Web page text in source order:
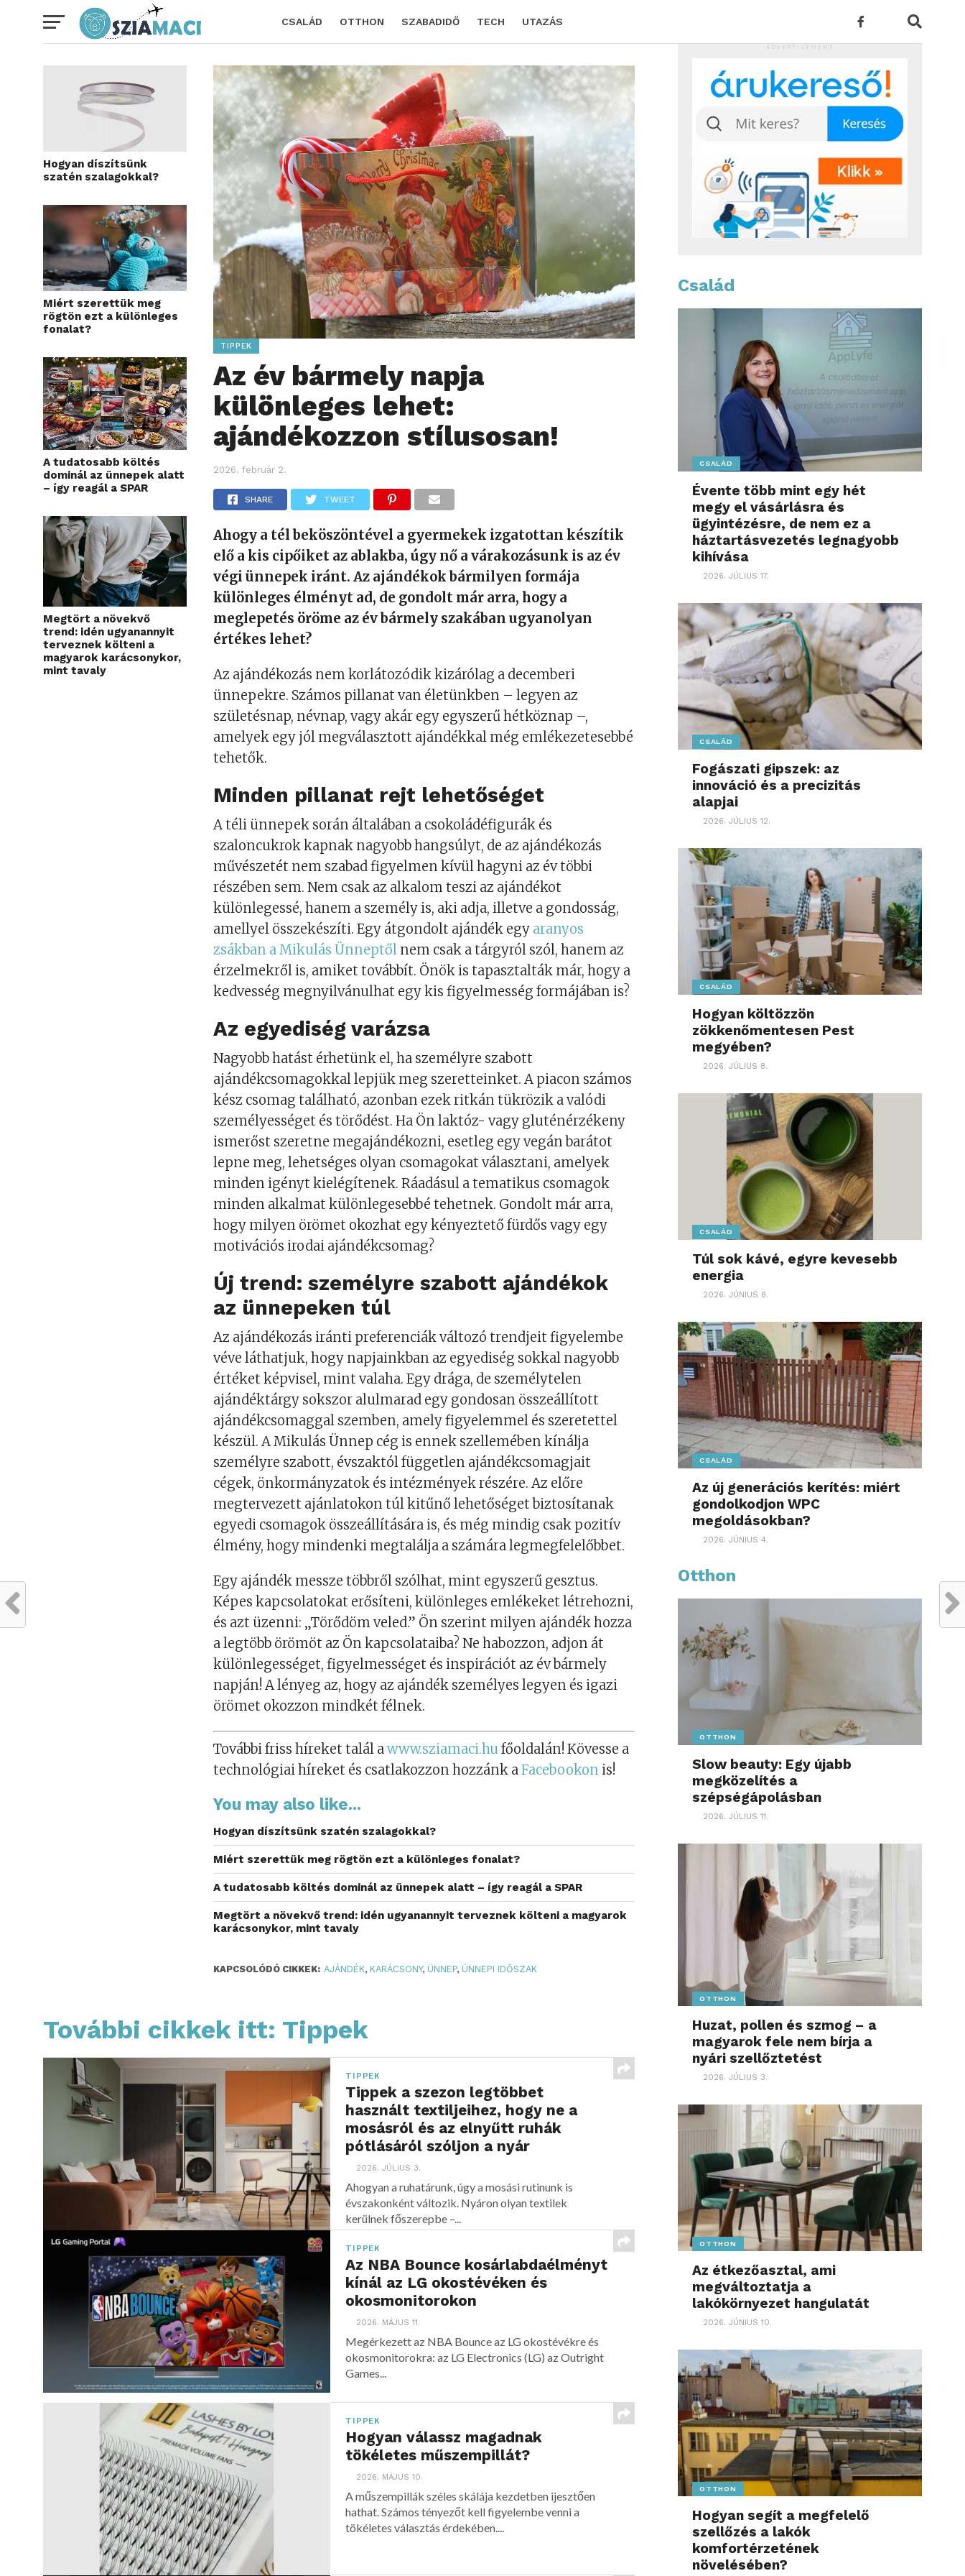
CSALÁD OTTHON SZABADIDŐ TECH UTAZÁS
Hogyan díszítsünk
szatén szalagokkal?
Miért szerettük meg
rögtön ezt a különleges
fonalat?
A tudatosabb költés
dominál az ünnepek alatt
– így reagál a SPAR
Megtört a növekvő
trend: idén ugyanannyit
terveznek költeni a
magyarok karácsonykor,
mint tavaly
TIPPEK
Az év bármely napja
különleges lehet:
ajándékozzon stílusosan!
2026. február 2.
SHARE TWEET
Ahogy a tél beköszöntével a gyermekek izgatottan készítik
elő a kis cipőiket az ablakba, úgy nő a várakozásunk is az év
végi ünnepek iránt. Az ajándékok bármilyen formája
különleges élményt ad, de gondolt már arra, hogy a
meglepetés öröme az év bármely szakában ugyanolyan
értékes lehet?
Az ajándékozás nem korlátozódik kizárólag a decemberi
ünnepekre. Számos pillanat van életünkben – legyen az
születésnap, névnap, vagy akár egy egyszerű hétköznap –,
amelyek egy jól megválasztott ajándékkal még emlékezetesebbé
tehetők.
Minden pillanat rejt lehetőséget
A téli ünnepek során általában a csokoládéfigurák és
szaloncukrok kapnak nagyobb hangsúlyt, de az ajándékozás
művészetét nem szabad figyelmen kívül hagyni az év többi
részében sem. Nem csak az alkalom teszi az ajándékot
különlegessé, hanem a személy is, aki adja, illetve a gondosság,
amellyel összekészíti. Egy átgondolt ajándék egy aranyos
zsákban a Mikulás Ünneptől nem csak a tárgyról szól, hanem az
érzelmekről is, amiket továbbít. Önök is tapasztalták már, hogy a
kedvesség megnyilvánulhat egy kis figyelmesség formájában is?
Az egyediség varázsa
Nagyobb hatást érhetünk el, ha személyre szabott
ajándékcsomagokkal lepjük meg szeretteinket. A piacon számos
kész csomag található, azonban ezek ritkán tükrözik a valódi
személyességet és törődést. Ha Ön laktóz- vagy gluténérzékeny
ismerőst szeretne megajándékozni, esetleg egy vegán barátot
lepne meg, lehetséges olyan csomagokat választani, amelyek
minden igényt kielégítenek. Ráadásul a tematikus csomagok
minden alkalmat különlegesebbé tehetnek. Gondolt már arra,
hogy milyen örömet okozhat egy kényeztető fürdős vagy egy
motivációs irodai ajándékcsomag?
Új trend: személyre szabott ajándékok
az ünnepeken túl
Az ajándékozás iránti preferenciák változó trendjeit figyelembe
véve láthatjuk, hogy napjainkban az egyediség sokkal nagyobb
értéket képvisel, mint valaha. Egy drága, de személytelen
ajándéktárgy sokszor alulmarad egy gondosan összeállított
ajándékcsomaggal szemben, amely figyelemmel és szeretettel
készül. A Mikulás Ünnep cég is ennek szellemében kínálja
személyre szabott, évszaktól független ajándékcsomagjait
cégek, önkormányzatok és intézmények részére. Az előre
megtervezett ajánlatokon túl kitűnő lehetőséget biztosítanak
egyedi csomagok összeállítására is, és még mindig csak pozitív
élmény, hogy mindenki megtalálja a számára legmegfelelőbbet.
Egy ajándék messze többről szólhat, mint egyszerű gesztus.
Képes kapcsolatokat erősíteni, különleges emlékeket létrehozni,
és azt üzenni: „Törődöm veled.” Ön szerint milyen ajándék hozza
a legtöbb örömöt az Ön kapcsolataiba? Ne habozzon, adjon át
különlegességet, figyelmességet és inspirációt az év bármely
napján! A lényeg az, hogy az ajándék személyes legyen és igazi
örömet okozzon mindkét félnek.
További friss híreket talál awww.sziamaci.hu főoldalán! Kövesse a
technológiai híreket és csatlakozzon hozzánk aFacebookon is!
You may also like...
Hogyan díszítsünk szatén szalagokkal?
Miért szerettük meg rögtön ezt a különleges fonalat?
A tudatosabb költés dominál az ünnepek alatt – így reagál a SPAR
Megtört a növekvő trend: idén ugyanannyit terveznek költeni a magyarok
karácsonykor, mint tavaly
KAPCSOLÓDÓ CIKKEK: AJÁNDÉK, KARÁCSONY, ÜNNEP, ÜNNEPI IDŐSZAK
További cikkek itt: Tippek
TIPPEK
Tippek a szezon legtöbbet
használt textiljeihez, hogy ne a
mosásról és az elnyűtt ruhák
pótlásáról szóljon a nyár
2026. JÚLIUS 3.
Ahogyan a ruhatárunk, úgy a mosási rutinunk is
évszakonként változik. Nyáron olyan textilek
kerülnek főszerepbe –...
TIPPEK
Az NBA Bounce kosárlabdaélményt
kínál az LG okostévéken és
okosmonitorokon
2026. MÁJUS 11.
Megérkezett az NBA Bounce az LG okostévékre és
okosmonitorokra: az LG Electronics (LG) az Outright
Games...
TIPPEK
Hogyan válassz magadnak
tökéletes műszempillát?
2026. MÁJUS 10.
A műszempillák széles skálája kezdetben ijesztően
hathat. Számos tényezőt kell figyelembe venni a
tökéletes választás érdekében....
ADVERTISEMENT
Család
CSALÁD
Évente több mint egy hét
megy el vásárlásra és
ügyintézésre, de nem ez a
háztartásvezetés legnagyobb
kihívása
2026. JÚLIUS 17.
CSALÁD
Fogászati gipszek: az
innováció és a precizitás
alapjai
2026. JÚLIUS 12.
CSALÁD
Hogyan költözzön
zökkenőmentesen Pest
megyében?
2026. JÚLIUS 8.
CSALÁD
Túl sok kávé, egyre kevesebb
energia
2026. JÚNIUS 8.
CSALÁD
Az új generációs kerítés: miért
gondolkodjon WPC
megoldásokban?
2026. JÚNIUS 4.
Otthon
OTTHON
Slow beauty: Egy újabb
megközelítés a
szépségápolásban
2026. JÚLIUS 11.
OTTHON
Huzat, pollen és szmog – a
magyarok fele nem bírja a
nyári szellőztetést
2026. JÚLIUS 3.
OTTHON
Az étkezőasztal, ami
megváltoztatja a
lakókörnyezet hangulatát
2026. JÚNIUS 10.
OTTHON
Hogyan segít a megfelelő
szellőzés a lakók
komfortérzetének
növelésében?